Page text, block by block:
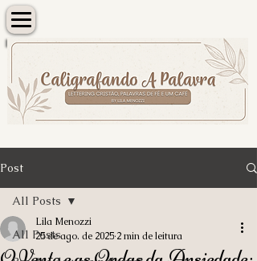
Post
All Posts
All Posts
Lila Menozzi
25 de ago. de 2025 2 min de leitura